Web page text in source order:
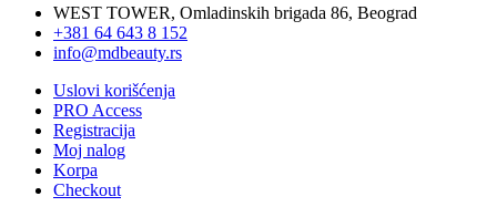
WEST TOWER, Omladinskih brigada 86, Beograd
+381 64 643 8 152
info@mdbeauty.rs
Uslovi korišćenja
PRO Access
Registracija
Moj nalog
Korpa
Checkout